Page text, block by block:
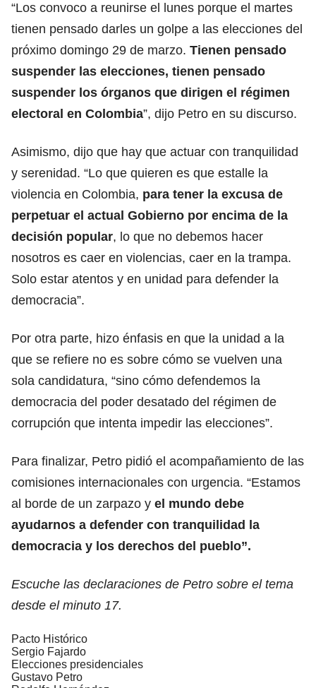
“Los convoco a reunirse el lunes porque el martes
tienen pensado darles un golpe a las elecciones del
próximo domingo 29 de marzo. Tienen pensado
suspender las elecciones, tienen pensado
suspender los órganos que dirigen el régimen
electoral en Colombia”, dijo Petro en su discurso.
Asimismo, dijo que hay que actuar con tranquilidad
y serenidad. “Lo que quieren es que estalle la
violencia en Colombia, para tener la excusa de
perpetuar el actual Gobierno por encima de la
decisión popular, lo que no debemos hacer
nosotros es caer en violencias, caer en la trampa.
Solo estar atentos y en unidad para defender la
democracia”.
Por otra parte, hizo énfasis en que la unidad a la
que se refiere no es sobre cómo se vuelven una
sola candidatura, “sino cómo defendemos la
democracia del poder desatado del régimen de
corrupción que intenta impedir las elecciones”.
Para finalizar, Petro pidió el acompañamiento de las
comisiones internacionales con urgencia. “Estamos
al borde de un zarpazo y el mundo debe
ayudarnos a defender con tranquilidad la
democracia y los derechos del pueblo”.
Escuche las declaraciones de Petro sobre el tema
desde el minuto 17.
Pacto Histórico
Sergio Fajardo
Elecciones presidenciales
Gustavo Petro